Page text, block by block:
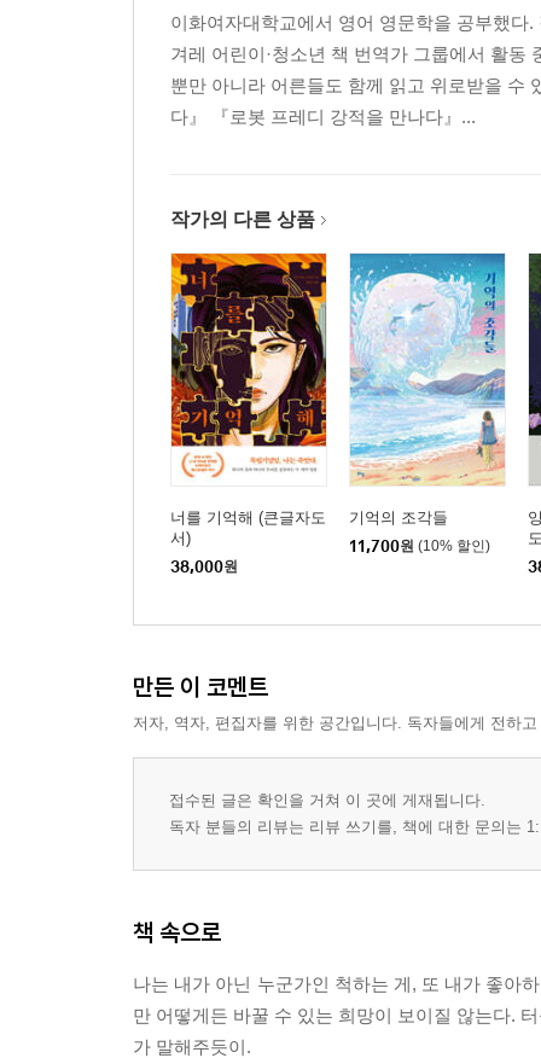
이화여자대학교에서 영어 영문학을 공부했다
겨레 어린이·청소년 책 번역가 그룹에서 활
뿐만 아니라 어른들도 함께 읽고 위로받을 수
다』 『로봇 프레디 강적을 만나다』...
작가의 다른 상품
너를 기억해 (큰글자도
서)
38,000원
기억의 조각들
11,700원 (10% 할인)
만든 이 코멘트
저자, 역자, 편집자를 위한 공간입니다. 독자들에게 전하
접수된 글은 확인을 거쳐 이 곳에 게재됩니다.
독자 분들의 리뷰는 리뷰 쓰기를, 책에 대한 문의는
책 속으로
나는 내가 아닌 누군가인 척하는 게, 또 내가 좋아
만 어떻게든 바꿀 수 있는 희망이 보이질 않는다.
가 말해주듯이.